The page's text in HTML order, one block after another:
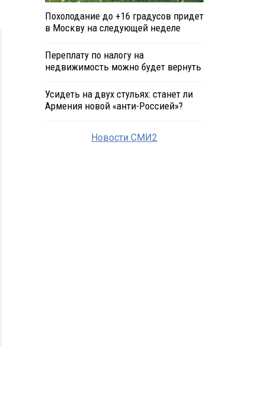
Похолодание до +16 градусов придет
в Москву на следующей неделе
Переплату по налогу на
недвижимость можно будет вернуть
Усидеть на двух стульях: станет ли
Армения новой «анти-Россией»?
Новости СМИ2